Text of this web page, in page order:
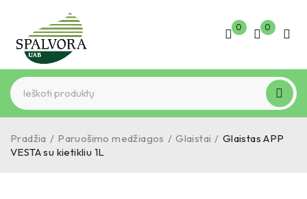
0 0
Pradžia / Paruošimo medžiagos / Glaistai / Glaistas APP
VESTA su kietikliu 1L